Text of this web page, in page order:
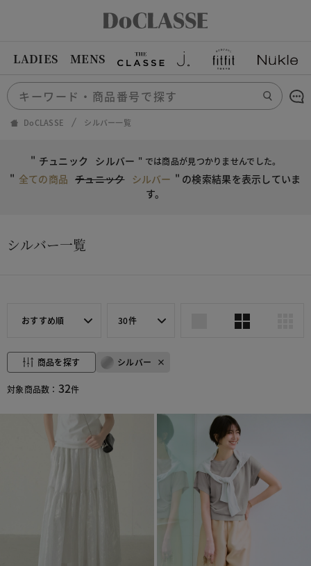
LADIES MENS
DoCLASSE シルバー一覧
" チュニック シルバー " では商品が見つかりませんでした。
" 全ての商品 チュニック シルバー " の検索結果を表示していま
す。
シルバー一覧
おすすめ順 30件
商品を探す シルバー
対象商品数： 32件